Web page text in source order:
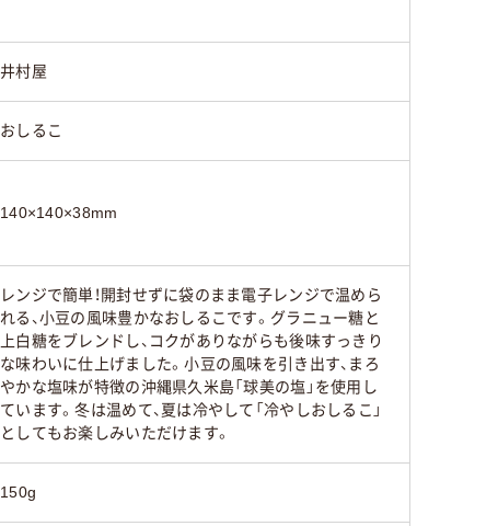
井村屋
おしるこ
140×140×38mm
レンジで簡単！開封せずに袋のまま電子レンジで温めら
れる、小豆の風味豊かなおしるこです。グラニュー糖と
上白糖をブレンドし、コクがありながらも後味すっきり
な味わいに仕上げました。小豆の風味を引き出す、まろ
やかな塩味が特徴の沖縄県久米島「球美の塩」を使用し
ています。冬は温めて、夏は冷やして「冷やしおしるこ」
としてもお楽しみいただけます。
150g